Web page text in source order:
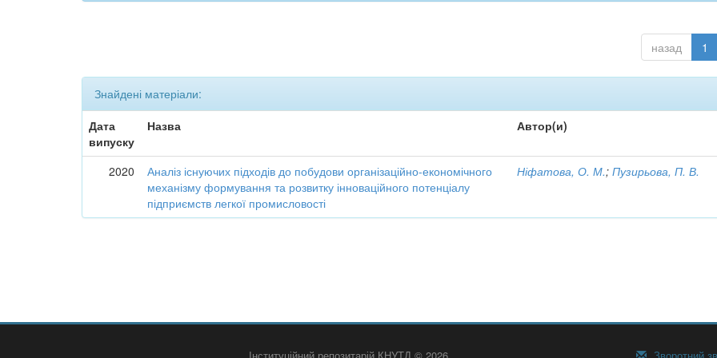
назад 1
Знайдені матеріали:
Дата
випуску
Назва Автор(и)
2020
Аналіз існуючих підходів до побудови організаційно-економічного
механізму формування та розвитку інноваційного потенціалу
підприємств легкої промисловості
Ніфатова, О. М.;Пузирьова, П. В.